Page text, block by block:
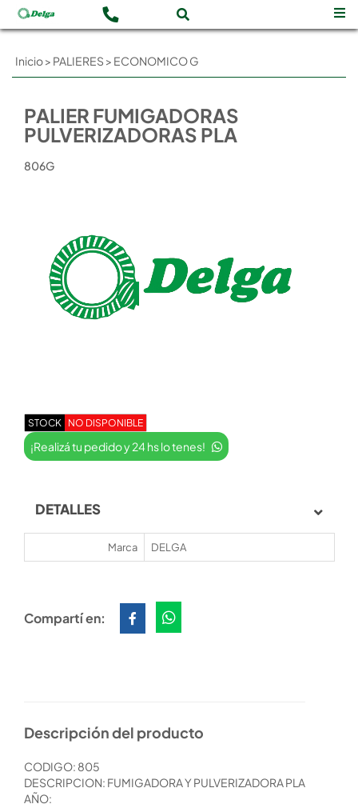
Inicio> PALIERES > ECONOMICO G
PALIER FUMIGADORAS
PULVERIZADORAS PLA
806G
STOCK NO DISPONIBLE
¡Realizá tu pedido y 24 hs lo tenes!
DETALLES
Marca DELGA
Compartí en:
Descripción del producto
CODIGO: 805
DESCRIPCION: FUMIGADORA Y PULVERIZADORA PLA
AÑO: